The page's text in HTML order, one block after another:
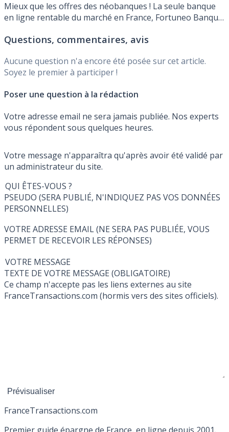
Mieux que les offres des néobanques ! La seule banque
en ligne rentable du marché en France, Fortuneo Banque,
ouverte à tous, et surtout sans frais à l’étranger. De quoi
Questions, commentaires, avis
Aucune question n'a encore été posée sur cet article.
Soyez le premier à participer !
Poser une question à la rédaction
Votre adresse email ne sera jamais publiée. Nos experts
vous répondent sous quelques heures.
Votre message n'apparaîtra qu'après avoir été validé par
un administrateur du site.
QUI ÊTES-VOUS ?
PSEUDO (SERA PUBLIÉ, N'INDIQUEZ PAS VOS DONNÉES
PERSONNELLES)
VOTRE ADRESSE EMAIL (NE SERA PAS PUBLIÉE, VOUS
PERMET DE RECEVOIR LES RÉPONSES)
VOTRE MESSAGE
TEXTE DE VOTRE MESSAGE (OBLIGATOIRE)
Ce champ n'accepte pas les liens externes au site
FranceTransactions.com (hormis vers des sites officiels).
FranceTransactions.com